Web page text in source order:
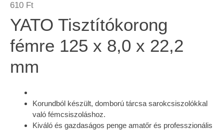
610 Ft
YATO Tisztítókorong
fémre 125 x 8,0 x 22,2
mm
Korundból készült, domború tárcsa sarokcsiszolókkal
való fémcsiszoláshoz.
Kiváló és gazdaságos penge amatőr és professzionális